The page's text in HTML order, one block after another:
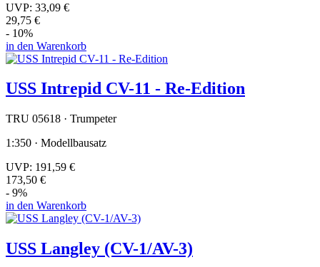
UVP: 33,09 €
29,75 €
- 10%
in den Warenkorb
USS Intrepid CV-11 - Re-Edition
TRU 05618 · Trumpeter
1:350 · Modellbausatz
UVP: 191,59 €
173,50 €
- 9%
in den Warenkorb
USS Langley (CV-1/AV-3)